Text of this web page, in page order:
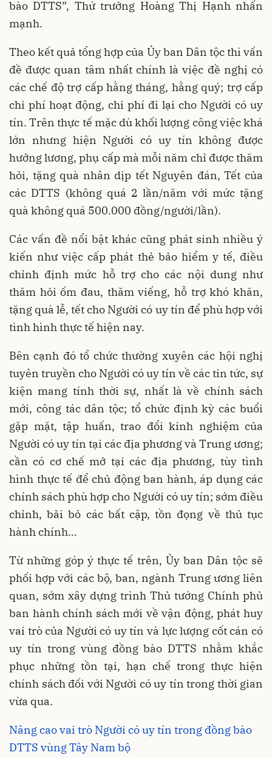
bào DTTS”, Thứ trưởng Hoàng Thị Hạnh nhấn
mạnh.
Theo kết quả tổng hợp của Ủy ban Dân tộc thì vấn
đề được quan tâm nhất chính là việc đề nghị có
các chế độ trợ cấp hằng tháng, hằng quý; trợ cấp
chi phí hoạt động, chi phí đi lại cho Người có uy
tín. Trên thực tế mặc dù khối lượng công việc khá
lớn nhưng hiện Người có uy tín không được
hưởng lương, phụ cấp mà mỗi năm chỉ được thăm
hỏi, tặng quà nhân dịp tết Nguyên đán, Tết của
các DTTS (không quá 2 lần/năm với mức tặng
quà không quá 500.000 đồng/người/lần).
Các vấn đề nổi bật khác cũng phát sinh nhiều ý
kiến như việc cấp phát thẻ bảo hiểm y tế, điều
chỉnh định mức hỗ trợ cho các nội dung như
thăm hỏi ốm đau, thăm viếng, hỗ trợ khó khăn,
tặng quà lễ, tết cho Người có uy tín để phù hợp với
tình hình thực tế hiện nay.
Bên cạnh đó tổ chức thường xuyên các hội nghị
tuyên truyền cho Người có uy tín về các tin tức, sự
kiện mang tính thời sự, nhất là về chính sách
mới, công tác dân tộc; tổ chức định kỳ các buổi
gặp mặt, tập huấn, trao đổi kinh nghiệm của
Người có uy tín tại các địa phương và Trung ương;
cần có cơ chế mở tại các địa phương, tùy tình
hình thực tế để chủ động ban hành, áp dụng các
chính sách phù hợp cho Người có uy tín; sớm điều
chỉnh, bãi bỏ các bất cập, tồn đọng về thủ tục
hành chính…
Từ những góp ý thực tế trên, Ủy ban Dân tộc sẽ
phối hợp với các bộ, ban, ngành Trung ương liên
quan, sớm xây dựng trình Thủ tướng Chính phủ
ban hành chính sách mới về vận động, phát huy
vai trò của Người có uy tín và lực lượng cốt cán có
uy tín trong vùng đồng bào DTTS nhằm khắc
phục những tồn tại, hạn chế trong thực hiện
chính sách đối với Người có uy tín trong thời gian
vừa qua.
Nâng cao vai trò Người có uy tín trong đồng bào
DTTS vùng Tây Nam bộ